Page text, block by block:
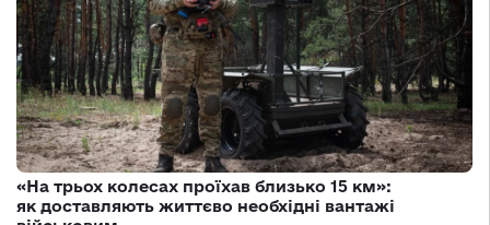
«На трьох колесах проїхав близько 15 км»:
як доставляють життєво необхідні вантажі